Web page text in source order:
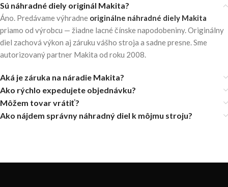
Sú náhradné diely originál Makita?
Áno. Predávame výhradne originálne náhradné diely Makita
priamo od výrobcu — žiadne lacné čínske napodobeniny. Originálny
diel zachová výkon aj záruku vášho stroja a sadne presne. Sme
autorizovaný partner Makita od roku 2008.
Aká je záruka na náradie Makita?
Ako rýchlo expedujete objednávku?
Môžem tovar vrátiť?
Ako nájdem správny náhradný diel k môjmu stroju?